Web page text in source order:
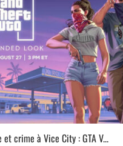
et crime à Vice City : GTA V...